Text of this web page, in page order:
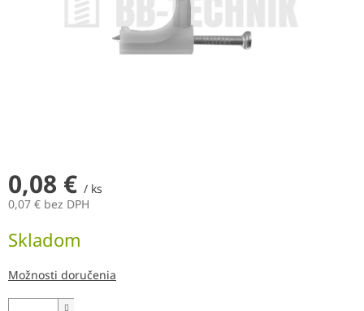
0,08 € / ks
0,07 € bez DPH
cena:
Skladom
Možnosti doručenia